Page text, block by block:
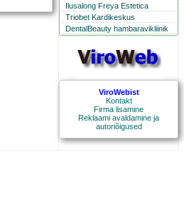
Ilusalong Freya Estetica
Triobet Kardikeskus
DentalBeauty hambaravikliinik
ViroWebist
Kontakt
Firma lisamine
Reklaami avaldamine ja
autoriõigused